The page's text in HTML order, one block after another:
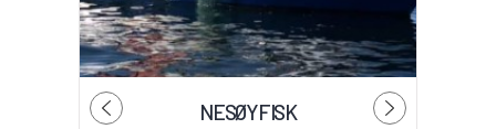
NESØYFISK